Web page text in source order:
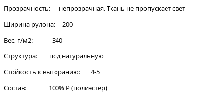
Прозрачность: непрозрачная. Ткань не пропускает свет
Ширина рулона: 200
Вес, г/м2: 340
Структура: под натуральную
Стойкость к выгоранию: 4-5
Состав: 100% Р (полиэстер)